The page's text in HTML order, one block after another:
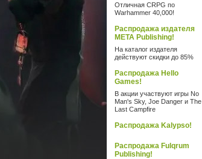
Отличная CRPG по
Warhammer 40,000!
Распродажа издателя
META Publishing!
На каталог издателя
действуют скидки до 85%
Распродажа Hello
Games!
В акции участвуют игры No
Man's Sky, Joe Danger и The
Last Campfire
Распродажа Kalypso!
Распродажа Fulqrum
Publishing!